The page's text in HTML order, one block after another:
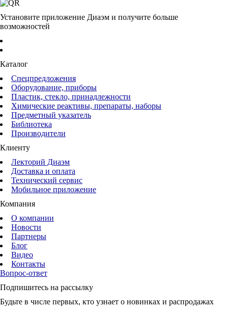
Установите приложение Диаэм и получите больше
возможностей
Каталог
Спецпредложения
Оборудование, приборы
Пластик, стекло, принадлежности
Химические реактивы, препараты, наборы
Предметный указатель
Библиотека
Производители
Клиенту
Лекторий Диаэм
Доставка и оплата
Технический сервис
Мобильное приложение
Компания
О компании
Новости
Партнеры
Блог
Видео
Контакты
Вопрос-ответ
Подпишитесь на рассылку
Будьте в числе первых, кто узнает о новинках и распродажах